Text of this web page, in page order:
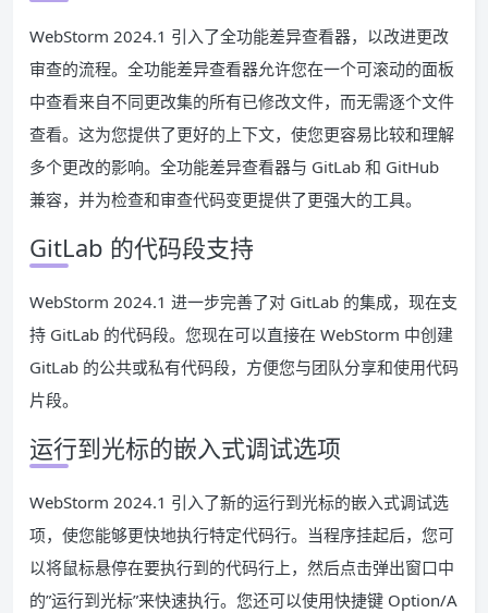
WebStorm 2024.1 引入了全功能差异查看器，以改进更改
审查的流程。全功能差异查看器允许您在一个可滚动的面板
中查看来自不同更改集的所有已修改文件，而无需逐个文件
查看。这为您提供了更好的上下文，使您更容易比较和理解
多个更改的影响。全功能差异查看器与 GitLab 和 GitHub
兼容，并为检查和审查代码变更提供了更强大的工具。
GitLab 的代码段支持
WebStorm 2024.1 进一步完善了对 GitLab 的集成，现在支
持 GitLab 的代码段。您现在可以直接在 WebStorm 中创建
GitLab 的公共或私有代码段，方便您与团队分享和使用代码
片段。
运行到光标的嵌入式调试选项
WebStorm 2024.1 引入了新的运行到光标的嵌入式调试选
项，使您能够更快地执行特定代码行。当程序挂起后，您可
以将鼠标悬停在要执行到的代码行上，然后点击弹出窗口中
的”运行到光标”来快速执行。您还可以使用快捷键 Option/A